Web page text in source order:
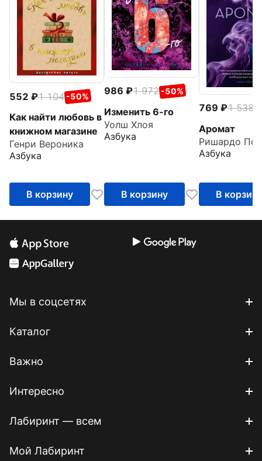
552 1 104 -50%
Как найти любовь в
книжном магазине
Генри Вероника
Азбука
В корзину
986 1 972 -50%
Изменить 6-го
Уолш Хлоя
Азбука
В корзину
769 1 538
Аромат
Ришардо
Азбука
В корзину
Мы в соцсетях
Каталог
Важно
Интересно
Лабиринт — всем
Мой Лабиринт